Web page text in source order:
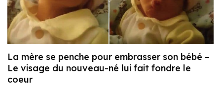
La mère se penche pour embrasser son bébé –
Le visage du nouveau-né lui fait fondre le
coeur